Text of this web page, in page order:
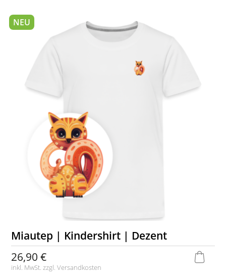
Miautep | Kindershirt | Dezent
26,90 €
inkl. MwSt. zzgl.Versandkosten
NEU